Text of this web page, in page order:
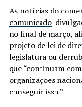
As notícias do
comunicado
no final de março,
projeto de lei de
legislatura ou
que “continuam
organizações
conseguir isso.”